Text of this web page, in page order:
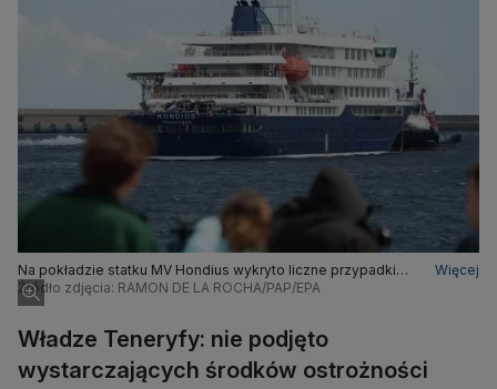
Na pokładzie statku MV Hondius wykryto liczne przypadki
zakażenia hantawirusem
Więcej
Źródło zdjęcia: RAMON DE LA ROCHA/PAP/EPA
Władze Teneryfy: nie podjęto
wystarczających środków ostrożności